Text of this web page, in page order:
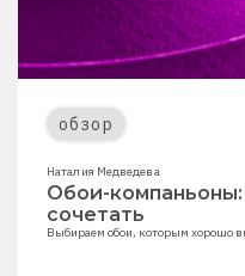
обзор
Наталия Медведева
Обои-компаньоны:
сочетать
Выбираем обои, которым хорошо